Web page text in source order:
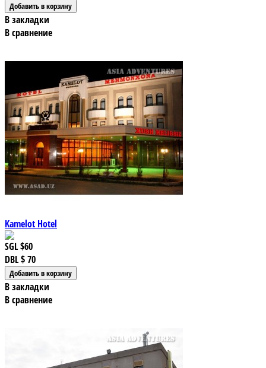
В закладки
В сравнение
Kamelot Hotel
SGL$60
DBL$ 70
В закладки
В сравнение